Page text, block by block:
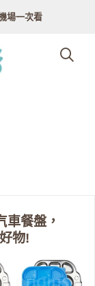
場一次看
餐盤，
物!